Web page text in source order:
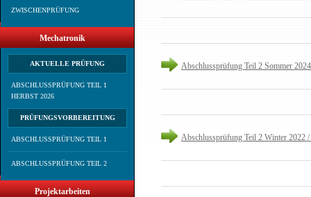
ZWISCHENPRÜFUNG
Mechatronik
AKTUELLE PRÜFUNG
ABSCHLUSSPRÜFUNG TEIL 1
HERBST 2026
PRÜFUNGSVORBEREITUNG
ABSCHLUSSPRÜFUNG TEIL 1
ABSCHLUSSPRÜFUNG TEIL 2
Projektarbeiten
Abschlussprüfung Teil 2 Sommer 2024
Abschlussprüfung Teil 2 Winter 2022